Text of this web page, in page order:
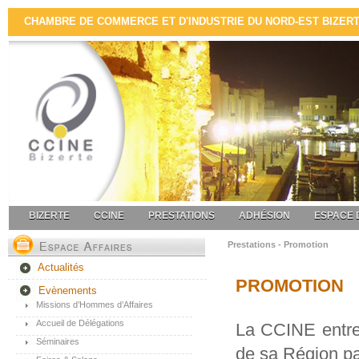
CHAMBRE DE COMMERCE ET D'INDUSTRIE DU NORD-EST
BIZERTE CCINE PRESTATIONS ADHÉSION ESPACE
Actualités
Evènements
Missions d’Hommes d’Affaires
Accueil de Délégations
Séminaires
Prestations - Promotion
PROMOTION
La CCINE
de sa Région